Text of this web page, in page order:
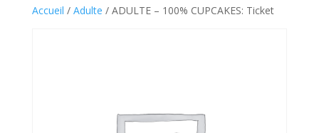
Accueil / Adulte / ADULTE – 100% CUPCAKES: Ticket